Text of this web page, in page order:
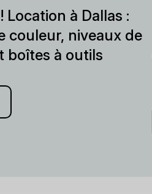
Location à Dallas :
couleur, niveaux de
boîtes à outils